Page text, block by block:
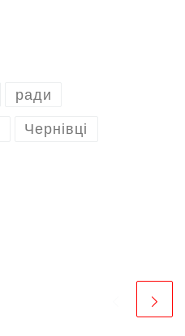
ради
Чернівці